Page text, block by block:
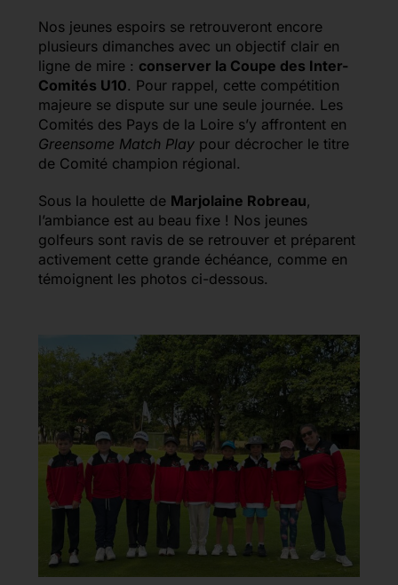
Nos jeunes espoirs se retrouveront encore
plusieurs dimanches avec un objectif clair en
ligne de mire : conserver la Coupe des Inter-
Comités U10. Pour rappel, cette compétition
majeure se dispute sur une seule journée. Les
Comités des Pays de la Loire s’y affrontent en
Greensome Match Playpour décrocher le titre
de Comité champion régional.
Sous la houlette de Marjolaine Robreau,
l’ambiance est au beau fixe ! Nos jeunes
golfeurs sont ravis de se retrouver et préparent
activement cette grande échéance, comme en
témoignent les photos ci-dessous.